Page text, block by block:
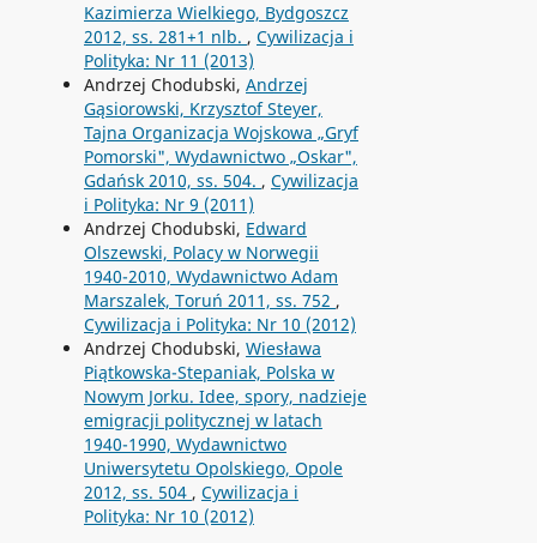
Kazimierza Wielkiego, Bydgoszcz
2012, ss. 281+1 nlb. , Cywilizacja i
Polityka: Nr 11 (2013)
Andrzej Chodubski, Andrzej
Gąsiorowski, Krzysztof Steyer,
Tajna Organizacja Wojskowa „Gryf
Pomorski", Wydawnictwo „Oskar",
Gdańsk 2010, ss. 504. , Cywilizacja
i Polityka: Nr 9 (2011)
Andrzej Chodubski, Edward
Olszewski, Polacy w Norwegii
1940-2010, Wydawnictwo Adam
Marszalek, Toruń 2011, ss. 752 ,
Cywilizacja i Polityka: Nr 10 (2012)
Andrzej Chodubski, Wiesława
Piątkowska-Stepaniak, Polska w
Nowym Jorku. Idee, spory, nadzieje
emigracji politycznej w latach
1940-1990, Wydawnictwo
Uniwersytetu Opolskiego, Opole
2012, ss. 504 , Cywilizacja i
Polityka: Nr 10 (2012)